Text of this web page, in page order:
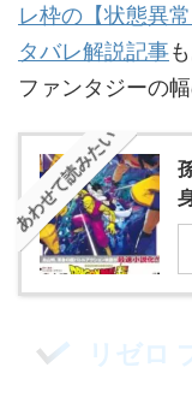
レ枠の【状態異
タバレ解説記事
ファンタジーの
あわせて読みたい
リゼロ